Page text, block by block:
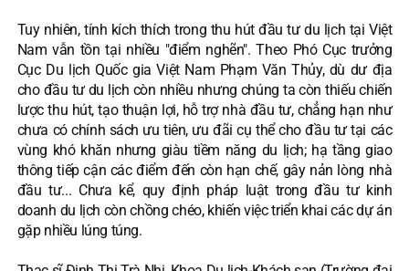
Tuy nhiên, tính kích thích trong thu hút đầu tư du lịch tại Việt
Nam vẫn tồn tại nhiều "điểm nghẽn". Theo Phó Cục trưởng
Cục Du lịch Quốc gia Việt Nam Phạm Văn Thủy, dù dư địa
cho đầu tư du lịch còn nhiều nhưng chúng ta còn thiếu chiến
lược thu hút, tạo thuận lợi, hỗ trợ nhà đầu tư, chẳng hạn như
chưa có chính sách ưu tiên, ưu đãi cụ thể cho đầu tư tại các
vùng khó khăn nhưng giàu tiềm năng du lịch; hạ tầng giao
thông tiếp cận các điểm đến còn hạn chế, gây nản lòng nhà
đầu tư... Chưa kể, quy định pháp luật trong đầu tư kinh
doanh du lịch còn chồng chéo, khiến việc triển khai các dự án
gặp nhiều lúng túng.